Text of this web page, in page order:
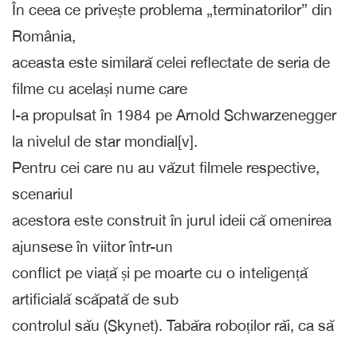
În ceea ce privește problema „terminatorilor” din
România,
aceasta este similară celei reflectate de seria de
filme cu același nume care
l-a propulsat în 1984 pe Arnold Schwarzenegger
la nivelul de star mondial[v].
Pentru cei care nu au văzut filmele respective,
scenariul
acestora este construit în jurul ideii că omenirea
ajunsese în viitor într-un
conflict pe viață și pe moarte cu o inteligență
artificială scăpată de sub
controlul său (Skynet). Tabăra roboților răi, ca să